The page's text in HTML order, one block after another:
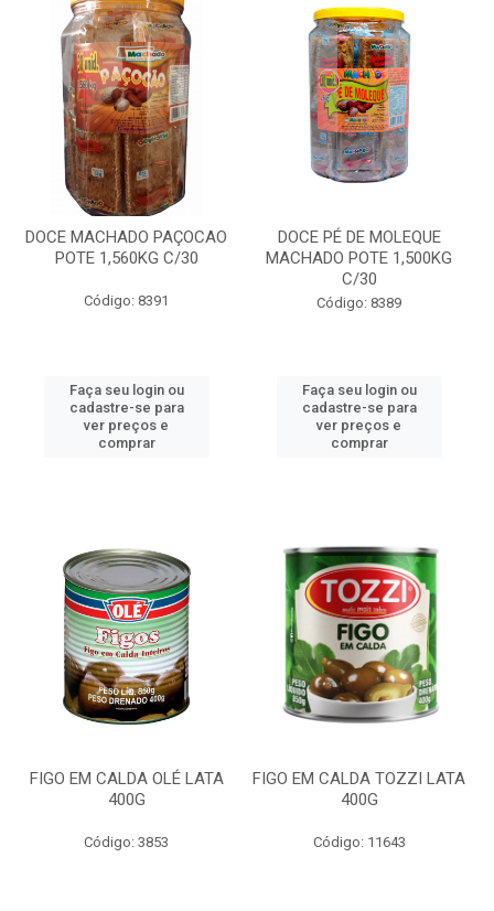
DOCE MACHADO PAÇOCAO
POTE 1,560KG C/30
Código: 8391
Faça seu login ou
cadastre-se para
ver preços e
comprar
DOCE PÉ DE MOLEQUE
MACHADO POTE 1,500KG
C/30
Código: 8389
Faça seu login ou
cadastre-se para
ver preços e
comprar
FIGO EM CALDA OLÉ LATA
400G
Código: 3853
FIGO EM CALDA TOZZI LATA
400G
Código: 11643